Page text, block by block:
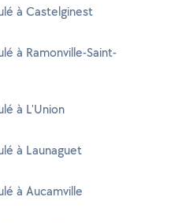
à Castelginest
à Ramonville-Saint-
à L'Union
à Launaguet
à Aucamville